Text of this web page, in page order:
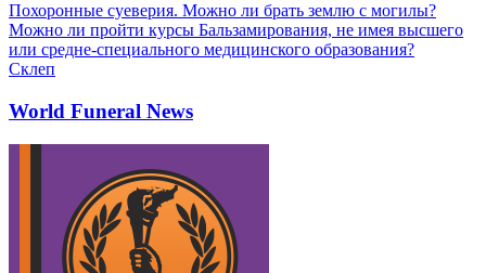
Похоронные суеверия. Можно ли брать землю с могилы?
Можно ли пройти курсы Бальзамирования, не имея высшего
или средне-специального медицинского образования?
Склеп
World Funeral News